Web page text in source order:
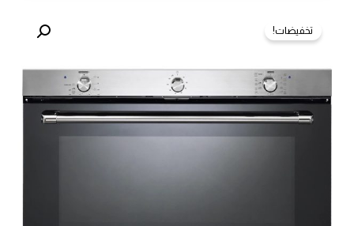
تخفيضات!